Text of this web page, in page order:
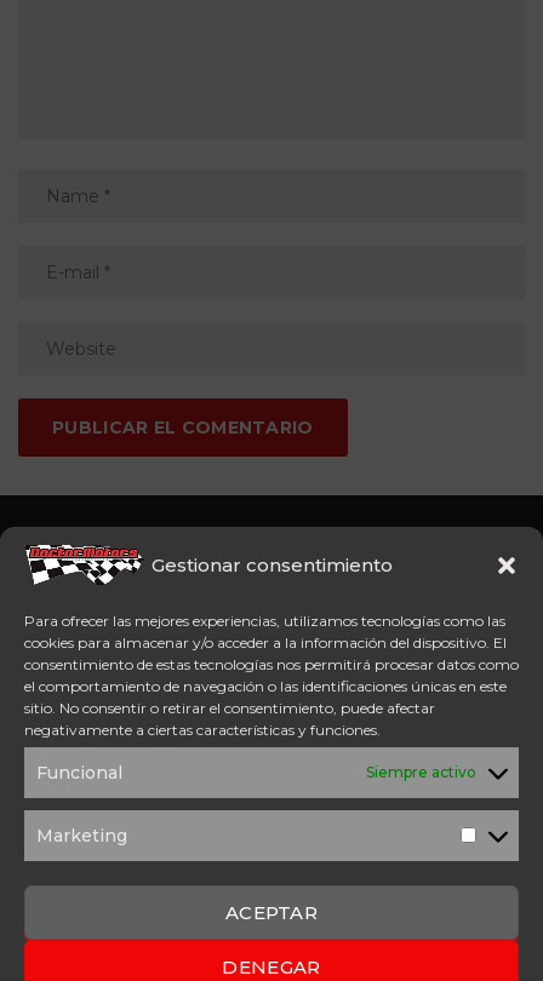
Gestionar consentimiento
Para ofrecer las mejores experiencias, utilizamos tecnologías como las
cookies para almacenar y/o acceder a la información del dispositivo. El
consentimiento de estas tecnologías nos permitirá procesar datos como
el comportamiento de navegación o las identificaciones únicas en este
sitio. No consentir o retirar el consentimiento, puede afectar
negativamente a ciertas características y funciones.
Funcional Siempre activo
Marketing
ACEPTAR
DENEGAR
CFMoto Y Mitt. Estamos en
técnico oficial Mitt y CFMoto.
Tel: 654 98 23 30
ACCESO DIRECTO
TÉRMINOS Y
CONDICIONES
COOKIES
PRESUPUESTOCONTACTO